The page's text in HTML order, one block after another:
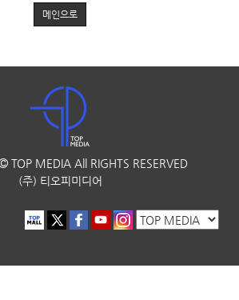
메인으로
TOP MEDIA All RIGHTS RESERVED
(주) 티오피미디어